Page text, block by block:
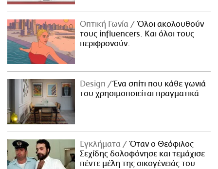
Οπτική Γωνία
Όλοι ακολουθούν
τους influencers. Και όλοι τους
περιφρονούν.
Design
Ένα σπίτι που κάθε γωνιά
του χρησιμοποιείται πραγματικά
Εγκλήματα
Όταν ο Θεόφιλος
Σεχίδης δολοφόνησε και τεμάχισε
πέντε μέλη της οικογένειάς του